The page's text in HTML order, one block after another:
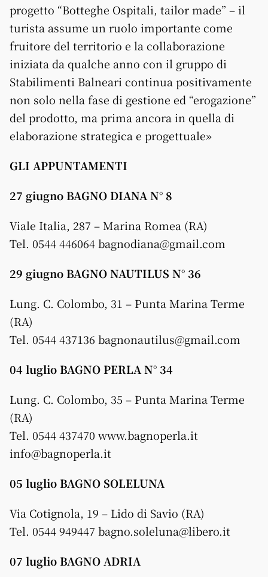
progetto “Botteghe Ospitali, tailor made” – il
turista assume un ruolo importante come
fruitore del territorio e la collaborazione
iniziata da qualche anno con il gruppo di
Stabilimenti Balneari continua positivamente
non solo nella fase di gestione ed “erogazione”
del prodotto, ma prima ancora in quella di
elaborazione strategica e progettuale»
GLI APPUNTAMENTI
27 giugno BAGNO DIANA N° 8
Viale Italia, 287 – Marina Romea (RA)
Tel. 0544 446064 bagnodiana@gmail.com
29 giugno BAGNO NAUTILUS N° 36
Lung. C. Colombo, 31 – Punta Marina Terme
(RA)
Tel. 0544 437136 bagnonautilus@gmail.com
04 luglio BAGNO PERLA N° 34
Lung. C. Colombo, 35 – Punta Marina Terme
(RA)
Tel. 0544 437470 www.bagnoperla.it
info@bagnoperla.it
05 luglio BAGNO SOLELUNA
Via Cotignola, 19 – Lido di Savio (RA)
Tel. 0544 949447 bagno.soleluna@libero.it
07 luglio BAGNO ADRIA